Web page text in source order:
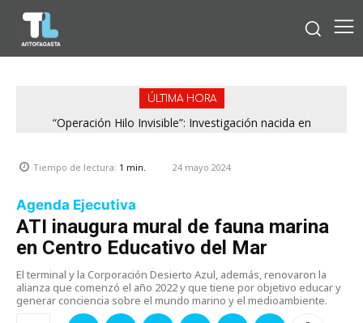
ÚLTIMA HORA
“Operación Hilo Invisible”: Investigación nacida en
Tiempo de lectura: 1 min. 24 mayo 2024
Agenda Ejecutiva
ATI inaugura mural de fauna marina
en Centro Educativo del Mar
El terminal y la Corporación Desierto Azul, además, renovaron la
alianza que comenzó el año 2022 y que tiene por objetivo educar y
generar conciencia sobre el mundo marino y el medioambiente.